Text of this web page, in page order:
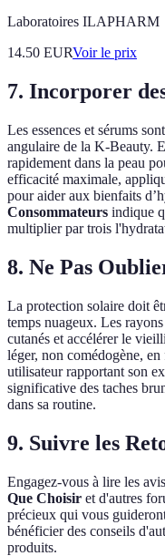
Laboratoires ILAPHARM
14.50 EURVoir le prix
7. Incorporer
Les essences et sérums
angulaire de la K-Beauty.
rapidement dans la peau
efficacité maximale,
pour aider aux bienfaits
Consommateurs indique
multiplier par trois
8. Ne Pas
La protection solaire doit
temps nuageux. Les
cutanés et accélérer le
léger, non comédogène,
utilisateur rapportant son
significative des taches
dans sa routine.
9. Suivre les
Engagez-vous à lire les
Que Choisir et d'autres
précieux qui vous
bénéficier des conseils
produits.